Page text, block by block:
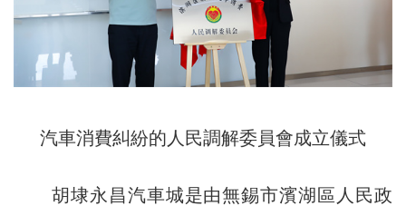
汽車消費糾紛的人民調解委員會成立儀式
胡埭永昌汽車城是由無錫市濱湖區人民政